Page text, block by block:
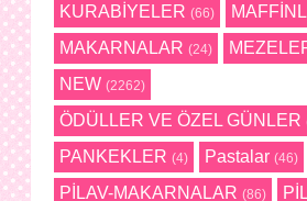
KURABİYELER (66)
MAKARNALAR (24)
NEW (2262)
ÖDÜLLER VE ÖZEL GÜNLER
PANKEKLER (4) Pastalar (46)
PİLAV-MAKARNALAR (86)